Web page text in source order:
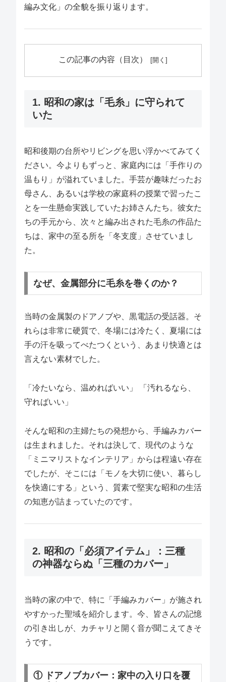
編み文化」の全貌を振り返ります。
この記事の内容（目次）
1. 昭和の家は「毛糸」に守られて
いた
昭和後期の台所やリビングを思い浮かべてみてく
ださい。今よりもずっと、家庭内には「手作りの
温もり」が溢れていました。手芸が趣味だったお
母さん、あるいは学校の家庭科の授業で習ったこ
とを一生懸命実践していたお姉さんたち。彼女た
ちの手元から、次々と編み出された毛糸の作品た
ちは、家中の至る所を「冬支度」させていまし
た。
なぜ、金属部分に毛糸を巻くのか？
当時の金属製のドアノブや、黒電話の受話器。そ
れらは非常に硬質で、冬場には冷たく、夏場には
手の汗を吸ってべたつくという、あまり快適とは
言えない素材でした。
「冷たいなら、温めればいい」 「汚れるなら、
守ればいい」
そんな昭和の主婦たちの発想から、手編みカバー
は生まれました。それは決して、現代のような
「ミニマリストなインテリア」からは程遠い存在
でしたが、そこには「モノを大切に使い、暮らし
を快適にする」という、質素で堅実な昭和の生活
の知恵が詰まっていたのです。
2. 昭和の「必須アイテム」：三種
の神器ならぬ「三種のカバー」
当時の家の中で、特に「手編みカバー」が施され
やすかった聖域を紹介します。今、皆さんの記憶
の引き出しが、カチャリと開く音が聞こえてきそ
うです。
① ドアノブカバー：家中の入り口を覆